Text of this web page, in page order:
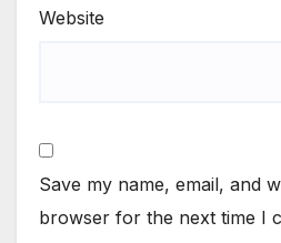
Website
Save my name, email, and
browser for the next time I